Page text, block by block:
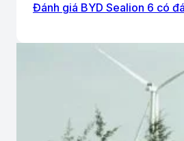
Đánh giá BYD Sealion 6 có